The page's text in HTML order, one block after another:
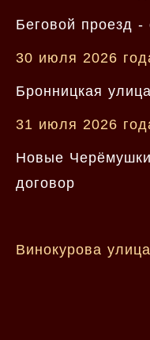
Беговой проезд
30 июля 2026
Бронницкая
31 июля 2026
Новые
договор
Винокурова